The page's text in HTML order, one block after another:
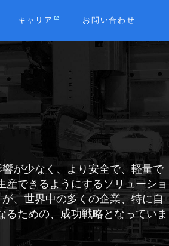
キャリア お問い合わせ
が少なく、より安全で、軽量で
できるようにするソリューショ
、世界中の多くの企業、特に自
るための、成功戦略となっていま